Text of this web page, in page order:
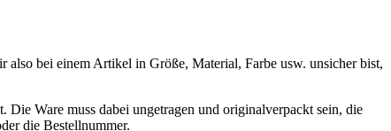
bei einem Artikel in Größe, Material, Farbe usw. unsicher bist,
Ware muss dabei ungetragen und originalverpackt sein, die
die Bestellnummer.